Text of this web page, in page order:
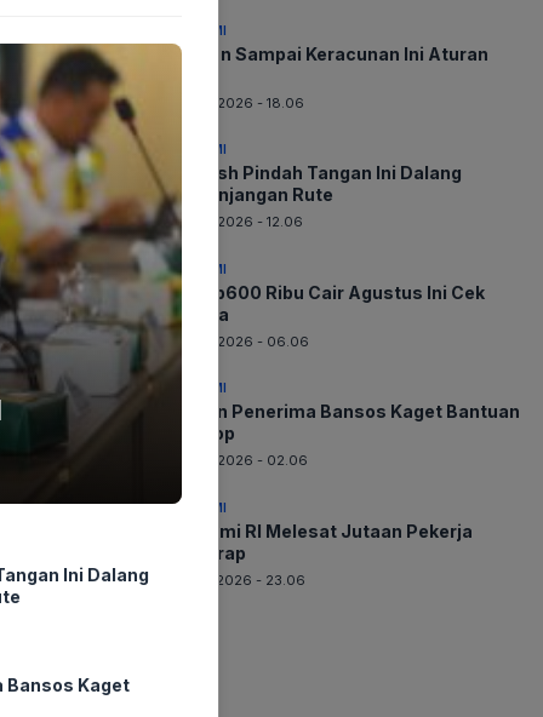
EKONOMI
Jangan Sampai Keracunan Ini Aturan
06-08-2026 - 18.06
EKONOMI
Whoosh Pindah Tangan Ini Dalang
Perpanjangan Rute
06-08-2026 - 12.06
EKONOMI
BLT Rp600 Ribu Cair Agustus Ini Cek
Segera
06-08-2026 - 06.06
EKONOMI
Jutaan Penerima Bansos Kaget Bantuan
Disetop
06-08-2026 - 02.06
EKONOMI
Ekonomi RI Melesat Jutaan Pekerja
Terserap
05-08-2026 - 23.06
Ini Dalang
Bansos Kaget